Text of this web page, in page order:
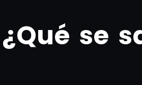
se